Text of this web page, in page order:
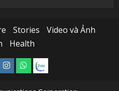
Stories
Video và Ảnh
Health
Instagram
What’sapp
Zalo